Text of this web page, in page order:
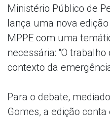
Ministério Público de
lança uma nova
MPPE com uma
necessária: “O
contexto da
Para o debate,
Gomes, a edição